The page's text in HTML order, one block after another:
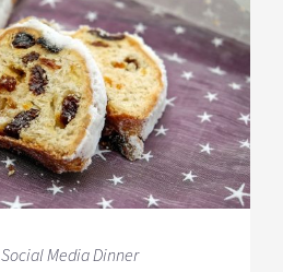
Social Media Dinner